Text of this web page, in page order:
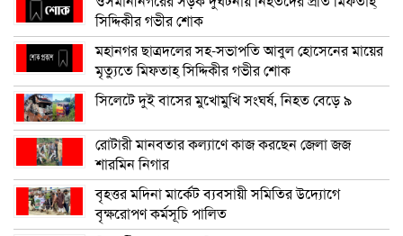
সিদ্দিকীর গভীর শোক
মহানগর ছাত্রদলের সহ-সভাপতি আবুল হোসেনের মায়ের
মৃত্যুতে মিফতাহ্ সিদ্দিকীর গভীর শোক
সিলেটে দুই বাসের মুখোমুখি সংঘর্ষ, নিহত বেড়ে ৯
রোটারী মানবতার কল্যাণে কাজ করছেন জেলা জজ
শারমিন নিগার
বৃহত্তর মদিনা মার্কেট ব্যবসায়ী সমিতির উদ্যোগে
বৃক্ষরোপণ কর্মসূচি পালিত